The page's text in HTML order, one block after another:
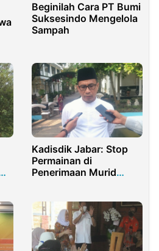
Beginilah Cara PT Bumi
Suksesindo Mengelola
Sampah
Kadisdik Jabar: Stop
Permainan di
Penerimaan Murid